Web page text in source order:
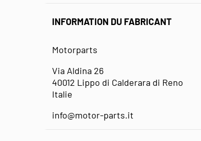
INFORMATION DU FABRICANT
Motorparts
Via Aldina 26
40012 Lippo di Calderara di Reno
Italie
info@motor-parts.it